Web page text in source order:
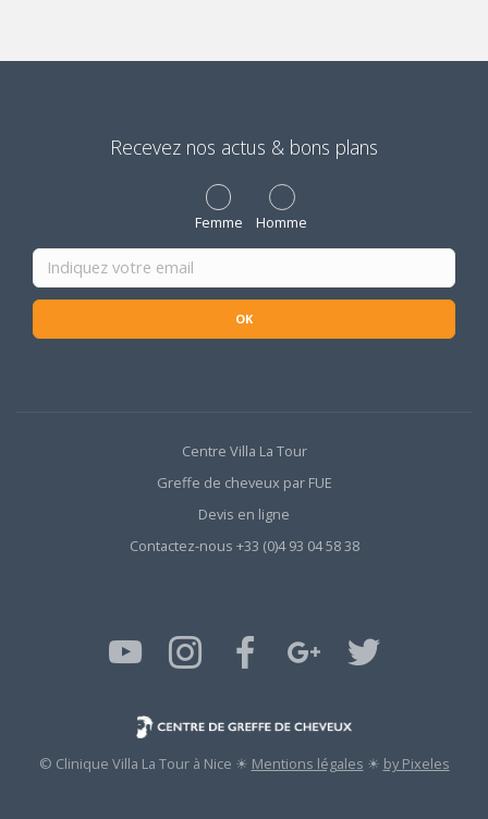
Recevez nos actus & bons plans
Femme Homme
OK
Centre Villa La Tour
Greffe de cheveux par FUE
Devis en ligne
Contactez-nous +33 (0)4 93 04 58 38
© Clinique Villa La Tour à Nice ☀ Mentions légales ☀ by Pixeles